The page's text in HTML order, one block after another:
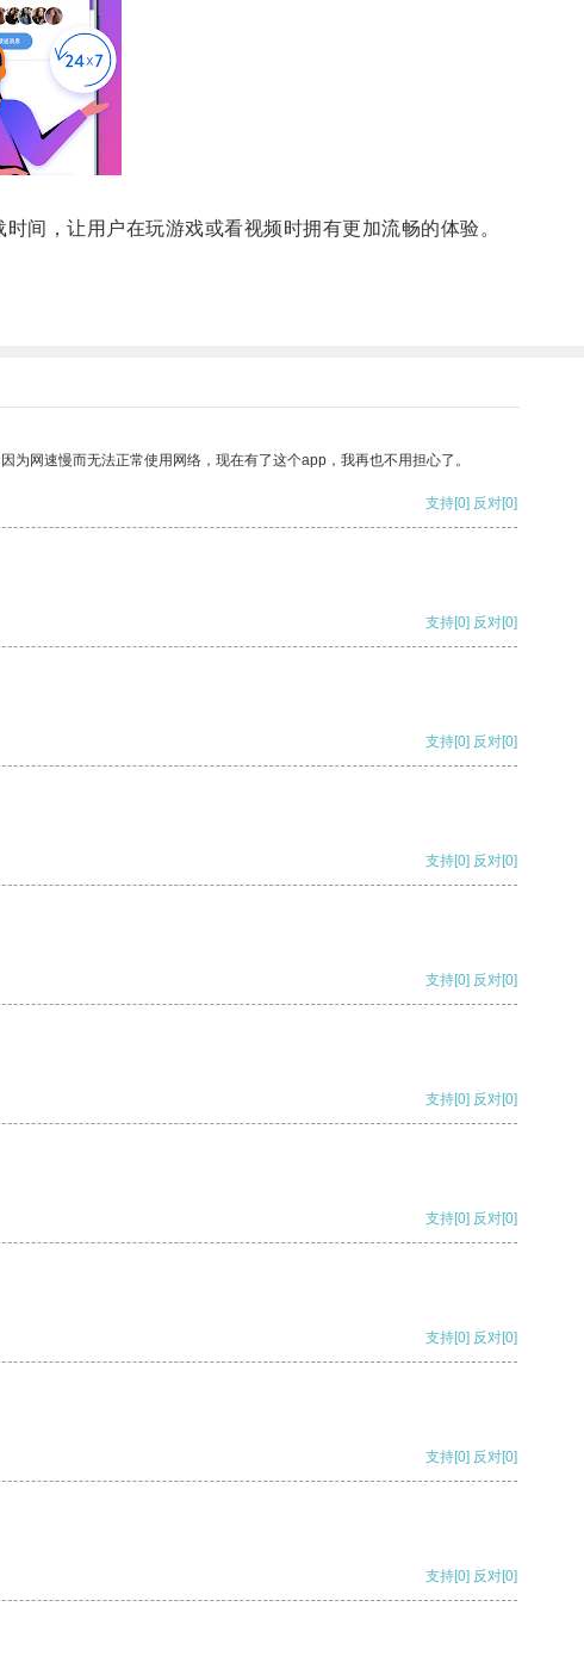
，让用户在玩游戏或看视频时拥有更加流畅的体验。
网速慢而无法正常使用网络，现在有了这个app，我再也不用担心了。
支持[0] 反对[0]
支持[0] 反对[0]
支持[0] 反对[0]
支持[0] 反对[0]
支持[0] 反对[0]
支持[0] 反对[0]
支持[0] 反对[0]
支持[0] 反对[0]
支持[0] 反对[0]
支持[0] 反对[0]